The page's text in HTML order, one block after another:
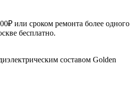
или сроком ремонта более одного
бесплатно.
составом Golden